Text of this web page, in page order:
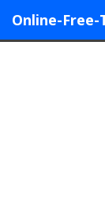
Online-Free-